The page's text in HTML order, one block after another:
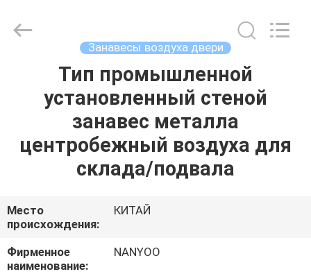
ПРОДУКТЫ
ПУТЕШЕСТВИЕ
ФАБРИКИ
Copyright
Занавесы воздуха двери
Тип промышленной
установленный стеной
занавес металла
центробежный воздуха для
склада/подвала
Место
происхождения:
КИТАЙ
Фирменное
наименование:
NANYOO